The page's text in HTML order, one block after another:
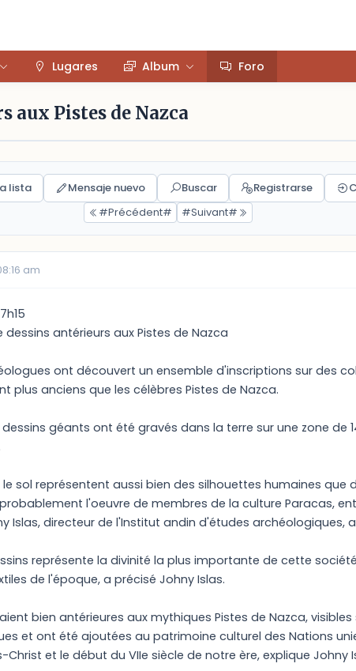
Lugares Album Foro
aux Pistes de Nazca
lista Mensaje nuevo Buscar Registrarse
#Précédent#
#Suivant#
am
dessins antérieurs aux Pistes de Nazca
ont découvert un ensemble d'inscriptions sur des
plus anciens que les célèbres Pistes de Nazca.
géants ont été gravés dans la terre sur une zone de
sol représentent aussi bien des silhouettes humaines que
l'oeuvre de membres de la culture Paracas,
Islas, directeur de l'Institut andin d'études archéologiques,
représente la divinité la plus importante de cette
de l'époque, a précisé Johny Islas.
bien antérieures aux mythiques Pistes de Nazca,
et ont été ajoutées au patrimoine culturel des Nations
et le début du VIIe siècle de notre ère, explique Johny